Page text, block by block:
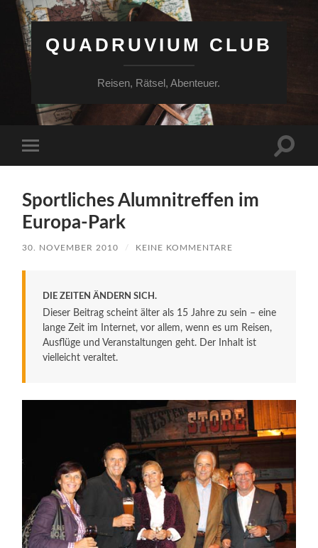
QUADRUVIUM CLUB
Reisen, Rätsel, Abenteuer.
Menü
Sportliches Alumnitreffen im
Europa-Park
30. NOVEMBER 2010 / KEINE KOMMENTARE
DIE ZEITEN ÄNDERN SICH.
Dieser Beitrag scheint älter als 15 Jahre zu sein – eine
lange Zeit im Internet, vor allem, wenn es um Reisen,
Ausflüge und Veranstaltungen geht. Der Inhalt ist
vielleicht veraltet.